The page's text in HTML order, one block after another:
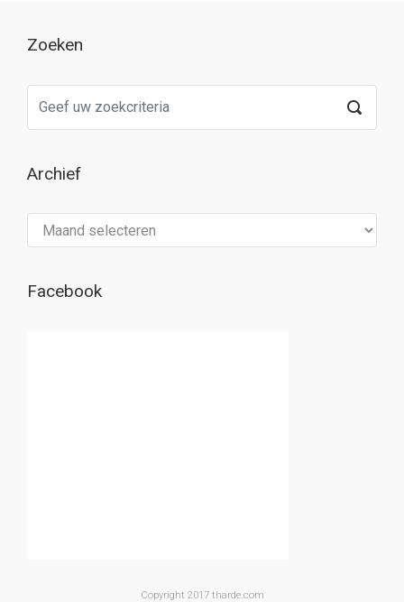
Zoeken
Archief
Facebook
Copyright 2017 tharde.com